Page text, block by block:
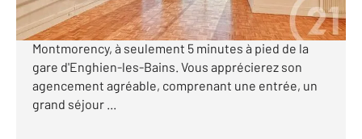
CENTURY 21 Auréa vous présente cet appartement
2 pièces situé au 4 étage, dans le bas de
Montmorency, à seulement 5 minutes à pied de la
gare d'Enghien-les-Bains. Vous apprécierez son
agencement agréable, comprenant une entrée, un
grand séjour ...